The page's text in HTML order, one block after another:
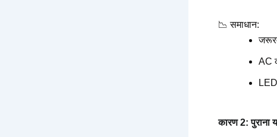
📉 समाधान:
AC
कारण 2: पुराना